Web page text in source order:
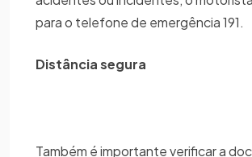
para o telefone de emergência 191.
Distância segura
Também é importante verificar a